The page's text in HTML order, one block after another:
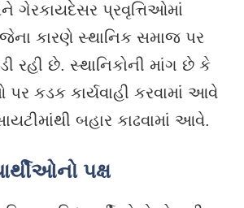
પ્રવૃત્તિઓમાં
કારણે સ્થાનિક સમાજ પર
રહી છે. સ્થાનિકોની માંગ છે કે
પર કડક કાર્યવાહી કરવામાં આવે
બહાર કાઢવામાં આવે.
પક્ષ